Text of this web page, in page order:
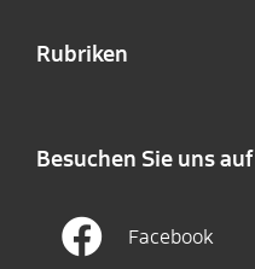
Rubriken
Besuchen Sie uns auf
Facebook